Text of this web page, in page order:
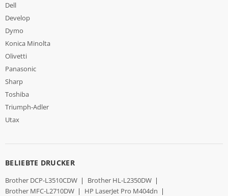
Dell
Develop
Dymo
Konica Minolta
Olivetti
Panasonic
Sharp
Toshiba
Triumph-Adler
Utax
BELIEBTE DRUCKER
Brother DCP-L3510CDW | Brother HL-L2350DW |
Brother MFC-L2710DW | HP LaserJet Pro M404dn |